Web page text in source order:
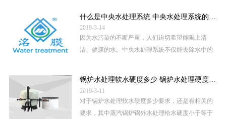
2019-3-14
因为水污染的不断严重，人们迫切希望能喝上清
洁、健康的水。中央水处理系统不仅能去除水中的
锅炉水处理软水硬度多少 锅炉水处理硬度测定方法
2019-3-11
对于锅炉水处理软水硬度多少要求，还是有相关的
要求，其中蒸汽锅炉锅外水处理给水硬度小于等于